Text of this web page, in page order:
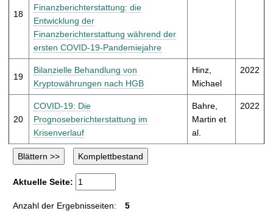
18
Finanzberichterstattung: die
Entwicklung der
Finanzberichterstattung während der
ersten COVID-19-Pandemiejahre
19
Bilanzielle Behandlung von
Kryptowährungen nach HGB
Hinz,
Michael
2022
20
COVID-19: Die
Prognoseberichterstattung im
Krisenverlauf
Bahre,
Martin et
al.
2022
Aktuelle Seite:
Anzahl der Ergebnisseiten: 5